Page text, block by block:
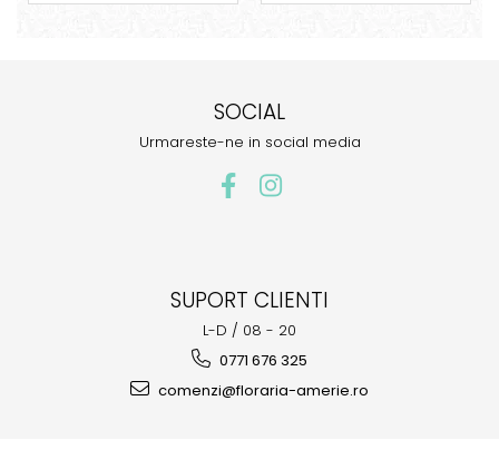
SOCIAL
Urmareste-ne in social media
SUPORT CLIENTI
L-D / 08 - 20
0771 676 325
comenzi@floraria-amerie.ro